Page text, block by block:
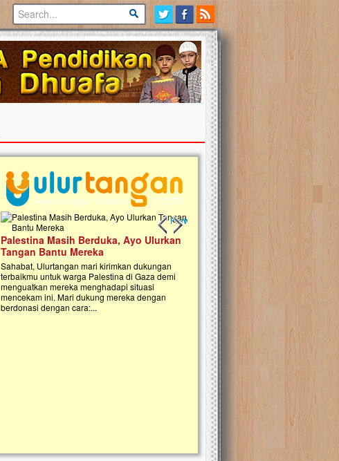
Previous slide
Next slide
Palestina Masih Berduka, Ayo Ulurkan
Tangan Bantu Mereka
Sahabat, Ulurtangan mari kirimkan dukungan
terbaikmu untuk warga Palestina di Gaza demi
menguatkan mereka menghadapi situasi
mencekam ini. Mari dukung mereka dengan
berdonasi dengan cara:...
Open Donasi Wakaf
Rumah Qur'an & TK Islam
Najjah di Jonggol
Saat ini, Ulurtangan bersama Yayasan
Najjahtul Islam Jonggol sedang merintis
pembangunan Rumah Qur’an dan
kanak Islam Terpadu (TKIT) An Najjah
Gedung Majelis Taklim di Jonggol,...